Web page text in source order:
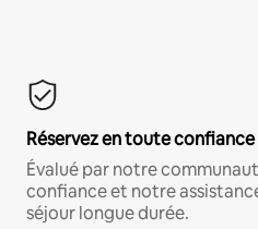
Réservez en toute confiance
Évalué par notre
confiance et notre
séjour longue durée.